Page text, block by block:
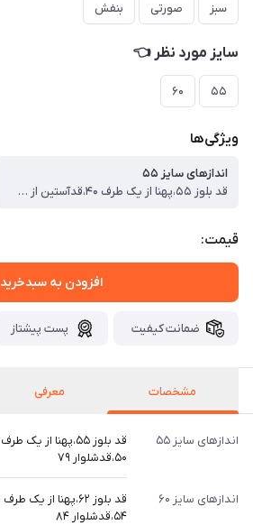
سبز صورتی بنفش
سایز مورد نظر 👈
۵۵ ۶۰
ویژگی‌ها
اندازهای سایز ۵۵
قد بلوز ۵۵،پهنا از یک طرف ۴۰،قدآستین از سرشونه ۵۰،قدشلوار ۷۹
قیمت:
افزودن به سبدخرید
ضمانت کیفیت پست پیشتاز
مشخصات معرفی
اندازهای سایز ۵۵
۵۰،قدشلوار ۷۹
اندازهای سایز ۶۰
۵۴،قدشلوار ۸۴